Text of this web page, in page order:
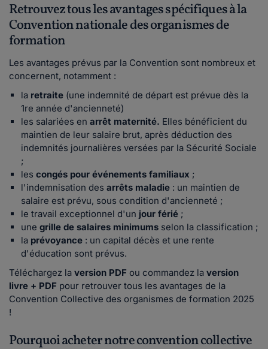
Retrouvez tous les avantages spécifiques à la
Convention nationale des organismes de
formation
Les avantages prévus par la Convention sont nombreux et
concernent, notamment :
la retraite (une indemnité de départ est prévue dès la
1re année d'ancienneté)
les salariées en arrêt maternité. Elles bénéficient du
maintien de leur salaire brut, après déduction des
indemnités journalières versées par la Sécurité Sociale
;
les congés pour événements familiaux ;
l'indemnisation des arrêts maladie : un maintien de
salaire est prévu, sous condition d'ancienneté ;
le travail exceptionnel d'un jour férié ;
une grille de salaires minimums selon la classification ;
la prévoyance : un capital décès et une rente
d'éducation sont prévus.
Téléchargez la version PDF ou commandez la version
livre + PDF pour retrouver tous les avantages de la
Convention Collective des organismes de formation 2025
!
Pourquoi acheter notre convention collective